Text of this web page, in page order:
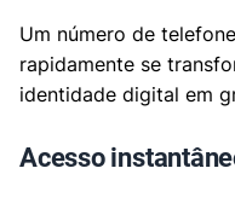
Um número de
rapidamente se
identidade digital em
Acesso